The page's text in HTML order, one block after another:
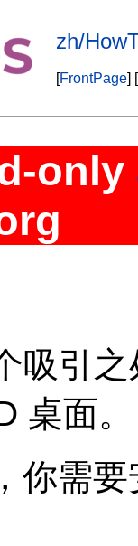
zh/
[FrontPage] [
only
吸引
桌面。
你需